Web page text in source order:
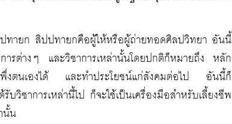
ทายก สิปปทายกคือผู้ให้หรือผู้ถ่ายทอดศิลปวิทยา อันนี้
ารต่างๆ และวิชาการเหล่านั้นโดยปกติก็หมายถึง หลัก
พึ่งตนเองได้ และทำประโยชน์แก่สังคมต่อไป อันนี้ก็
วิชาการเหล่านี้ไป ก็จะใช้เป็นเครื่องมือสำหรับเลี้ยงชีพ
นั้น